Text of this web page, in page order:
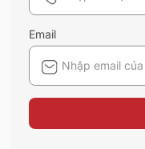
Email